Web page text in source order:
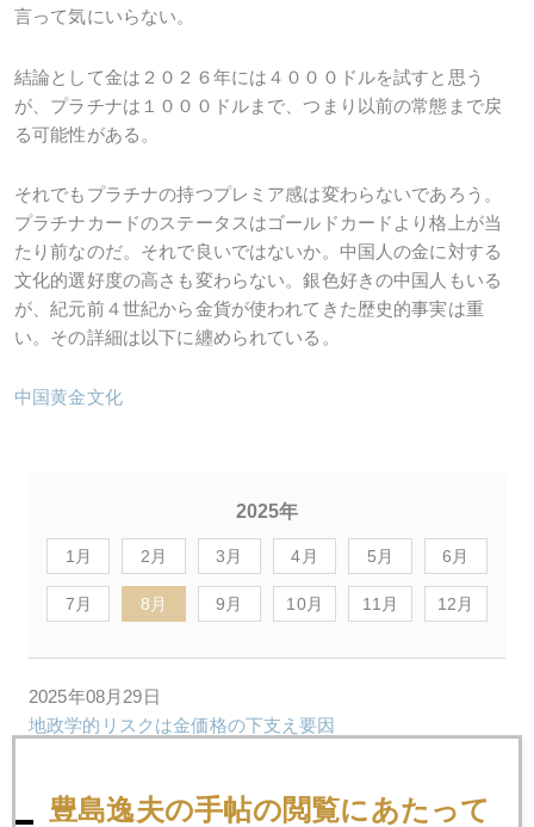
言って気にいらない。
結論として金は２０２６年には４０００ドルを試すと思う
が、プラチナは１０００ドルまで、つまり以前の常態まで戻
る可能性がある。
それでもプラチナの持つプレミア感は変わらないであろう。
プラチナカードのステータスはゴールドカードより格上が当
たり前なのだ。それで良いではないか。中国人の金に対する
文化的選好度の高さも変わらない。銀色好きの中国人もいる
が、紀元前４世紀から金貨が使われてきた歴史的事実は重
い。その詳細は以下に纏められている。
中国黄金文化
2025年
1月 2月 3月 4月 5月 6月
7月 8月 9月 10月 11月 12月
2025年08月29日
地政学的リスクは金価格の下支え要因
2025年08月28日
豊島逸夫の手帖の閲覧にあたって